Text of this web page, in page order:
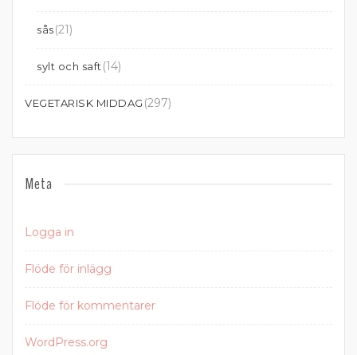
sås(21)
sylt och saft (14)
VEGETARISK MIDDAG (297)
Meta
Logga in
Flöde för inlägg
Flöde för kommentarer
WordPress.org